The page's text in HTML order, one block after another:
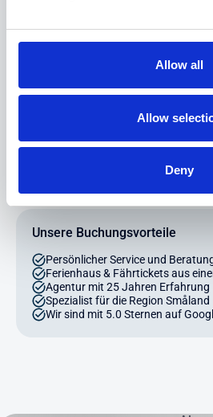
Allow all
Allow
Deny
Verfügbarkeit oder
gerne!
Unsere Buchungsvorteile
Persönlicher Service und
Ferienhaus & Fährtickets aus
Agentur mit 25 Jahren Erfahrung
Spezialist für die Region Småland
Wir sind mit 5.0 Sternen auf